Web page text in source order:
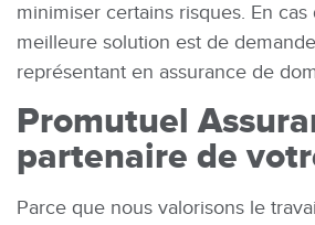
minimiser certains risques. En
meilleure solution est de
représentant en assurance de
Promutuel
partenaire de
Parce que nous valorisons le